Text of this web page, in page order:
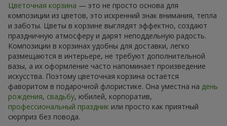
Цветочная корзина — это не просто основа для
композиции из цветов, это искренний знак внимания, тепла
и заботы. Цветы в корзине выглядят эффектно, создают
праздничную атмосферу и дарят неподдельную радость.
Композиции в корзинах удобны для доставки, легко
размещаются в интерьере, не требуют дополнительной
вазы, а их оформление часто напоминает произведение
искусства. Поэтому цветочная корзина остаётся
фаворитом в подарочной флористике. Она уместна на день
рождения, свадьбу, юбилей, корпоратив,
профессиональный праздник или просто как приятный
сюрприз без повода.